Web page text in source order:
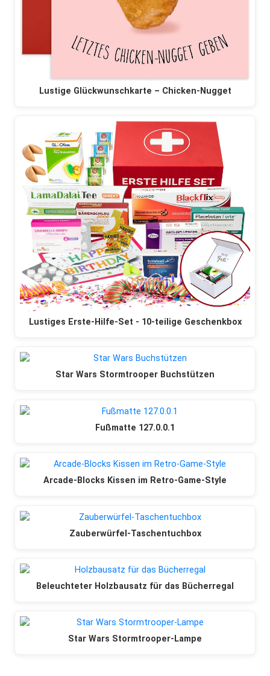
Lustige Glückwunschkarte – Chicken-Nugget
Lustiges Erste-Hilfe-Set - 10-teilige Geschenkbox
Star Wars Stormtrooper Buchstützen
Fußmatte 127.0.0.1
Arcade-Blocks Kissen im Retro-Game-Style
Zauberwürfel-Taschentuchbox
Beleuchteter Holzbausatz für das Bücherregal
Star Wars Stormtrooper-Lampe